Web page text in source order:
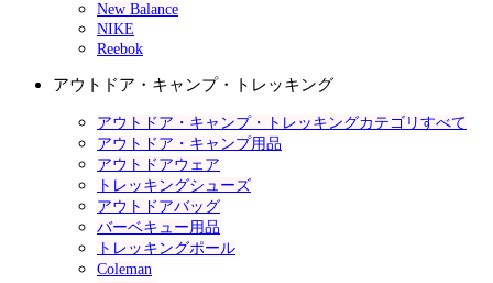
New Balance
NIKE
Reebok
アウトドア・キャンプ・トレッキング
アウトドア・キャンプ・トレッキングカテゴリすべて
アウトドア・キャンプ用品
アウトドアウェア
トレッキングシューズ
アウトドアバッグ
バーベキュー用品
トレッキングポール
Coleman